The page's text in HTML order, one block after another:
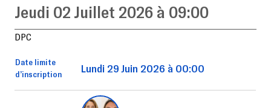
Jeudi 02 Juillet 2026 à 09:00
DPC
Date limite
d’inscription
Lundi 29 Juin 2026 à 00:00